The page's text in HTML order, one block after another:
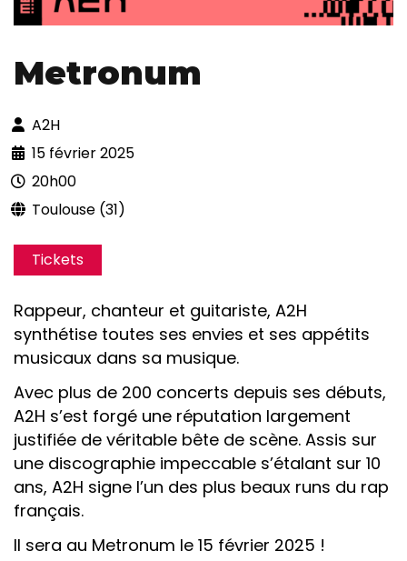
Metronum
A2H
15 février 2025
20h00
Toulouse (31)
Tickets
Rappeur, chanteur et guitariste, A2H
synthétise toutes ses envies et ses appétits
musicaux dans sa musique.
Avec plus de 200 concerts depuis ses débuts,
A2H s’est forgé une réputation largement
justifiée de véritable bête de scène. Assis sur
une discographie impeccable s’étalant sur 10
ans, A2H signe l’un des plus beaux runs du rap
français.
Il sera au Metronum le 15 février 2025 !